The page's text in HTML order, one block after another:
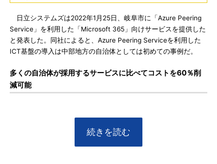
日立システムズは2022年1月25日、岐阜市に「Azure Peering
Service」を利用した「Microsoft 365」向けサービスを提供した
と発表した。同社によると、Azure Peering Serviceを利用した
ICT基盤の導入は中部地方の自治体としては初めての事例だ。
多くの自治体が採用するサービスに比べてコストを60％削
減可能
続きを読む